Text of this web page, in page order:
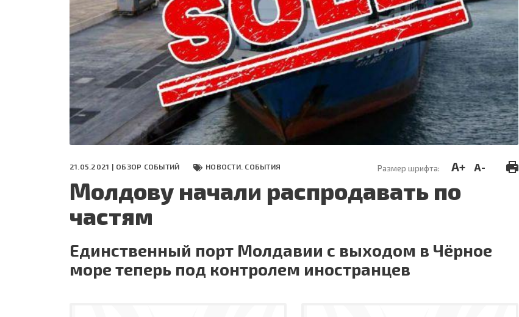
СЕГОДНЯ
ПОЛЯ БИТВЫ 2024
21.05.2021 | ОБЗОР СОБЫТИЙ НОВОСТИ. СОБЫТИЯ Размер шрифта: A+ A-
Молдову начали распродавать по
частям
Единственный порт Молдавии с выходом в Чёрное
море теперь под контролем иностранцев